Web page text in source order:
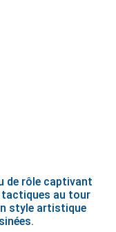
de rôle captivant
au tour
style artistique